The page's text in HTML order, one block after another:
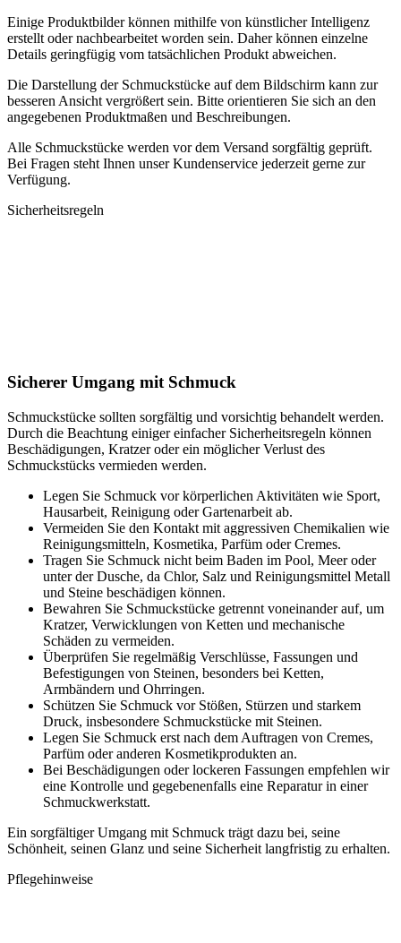
Einige Produktbilder können mithilfe von künstlicher Intelligenz
erstellt oder nachbearbeitet worden sein. Daher können einzelne
Details geringfügig vom tatsächlichen Produkt abweichen.
Die Darstellung der Schmuckstücke auf dem Bildschirm kann zur
besseren Ansicht vergrößert sein. Bitte orientieren Sie sich an den
angegebenen Produktmaßen und Beschreibungen.
Alle Schmuckstücke werden vor dem Versand sorgfältig geprüft.
Bei Fragen steht Ihnen unser Kundenservice jederzeit gerne zur
Verfügung.
Sicherheitsregeln
Sicherer Umgang mit Schmuck
Schmuckstücke sollten sorgfältig und vorsichtig behandelt werden.
Durch die Beachtung einiger einfacher Sicherheitsregeln können
Beschädigungen, Kratzer oder ein möglicher Verlust des
Schmuckstücks vermieden werden.
Legen Sie Schmuck vor körperlichen Aktivitäten wie Sport,
Hausarbeit, Reinigung oder Gartenarbeit ab.
Vermeiden Sie den Kontakt mit aggressiven Chemikalien wie
Reinigungsmitteln, Kosmetika, Parfüm oder Cremes.
Tragen Sie Schmuck nicht beim Baden im Pool, Meer oder
unter der Dusche, da Chlor, Salz und Reinigungsmittel Metall
und Steine beschädigen können.
Bewahren Sie Schmuckstücke getrennt voneinander auf, um
Kratzer, Verwicklungen von Ketten und mechanische
Schäden zu vermeiden.
Überprüfen Sie regelmäßig Verschlüsse, Fassungen und
Befestigungen von Steinen, besonders bei Ketten,
Armbändern und Ohrringen.
Schützen Sie Schmuck vor Stößen, Stürzen und starkem
Druck, insbesondere Schmuckstücke mit Steinen.
Legen Sie Schmuck erst nach dem Auftragen von Cremes,
Parfüm oder anderen Kosmetikprodukten an.
Bei Beschädigungen oder lockeren Fassungen empfehlen wir
eine Kontrolle und gegebenenfalls eine Reparatur in einer
Schmuckwerkstatt.
Ein sorgfältiger Umgang mit Schmuck trägt dazu bei, seine
Schönheit, seinen Glanz und seine Sicherheit langfristig zu erhalten.
Pflegehinweise